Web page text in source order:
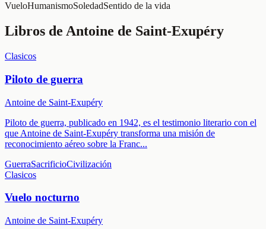
VueloHumanismoSoledadSentido de la vida
Libros de Antoine de Saint-Exupéry
Clasicos
Piloto de guerra
Antoine de Saint-Exupéry
Piloto de guerra, publicado en 1942, es el testimonio literario con el
que Antoine de Saint-Exupéry transforma una misión de
reconocimiento aéreo sobre la Franc...
GuerraSacrificioCivilización
Clasicos
Vuelo nocturno
Antoine de Saint-Exupéry